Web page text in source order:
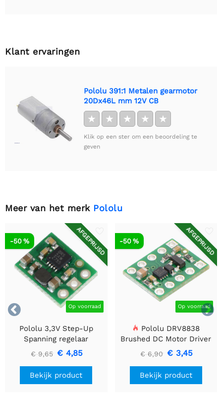
Klant ervaringen
Pololu 391:1 Metalen gearmotor
20Dx46L mm 12V CB
★ ★ ★ ★ ★
Klik op een ster om een beoordeling te
geven
Meer van het merk Pololu


AFGEPRIJSD
Op voorraad
-50 %
Pololu 3,3V Step-Up
Spanning regelaar
U1V10F3
€ 9,65 € 4,85
Bekijk product
AFGEPRIJSD
Op voorraad
-50 %
Pololu DRV8838
Brushed DC Motor Driver
€ 6,90 € 3,45
Bekijk product